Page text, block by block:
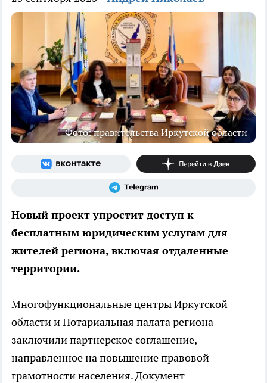
Фото: правительства Иркутской области
Новый проект упростит доступ к
бесплатным юридическим услугам для
жителей региона, включая отдаленные
территории.
Многофункциональные центры Иркутской
области и Нотариальная палата региона
заключили партнерское соглашение,
направленное на повышение правовой
грамотности населения. Документ